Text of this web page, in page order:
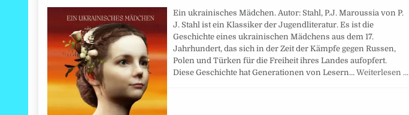
Ein ukrainisches Mädchen. Autor: Stahl, P.J. Maroussia von P.
J. Stahl ist ein Klassiker der Jugendliteratur. Es ist die
Geschichte eines ukrainischen Mädchens aus dem 17.
Jahrhundert, das sich in der Zeit der Kämpfe gegen Russen,
Polen und Türken für die Freiheit ihres Landes aufopfert.
Diese Geschichte hat Generationen von Lesern…Weiterlesen …